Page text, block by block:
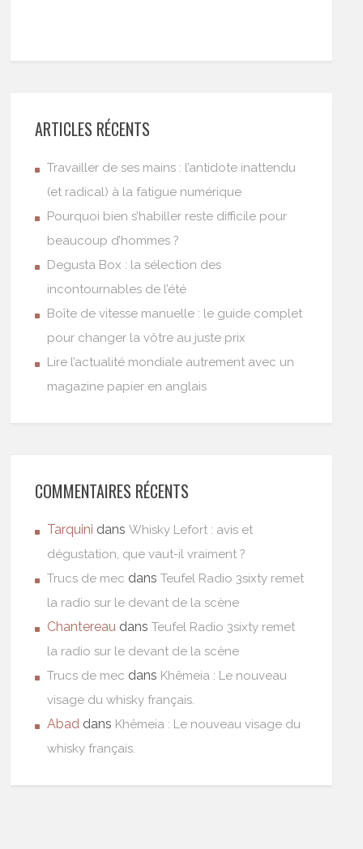
ARTICLES RÉCENTS
Travailler de ses mains : l’antidote inattendu
(et radical) à la fatigue numérique
Pourquoi bien s’habiller reste difficile pour
beaucoup d’hommes ?
Degusta Box : la sélection des
incontournables de l’été
Boîte de vitesse manuelle : le guide complet
pour changer la vôtre au juste prix
Lire l’actualité mondiale autrement avec un
magazine papier en anglais
COMMENTAIRES RÉCENTS
Tarquini dansWhisky Lefort : avis et
dégustation, que vaut-il vraiment ?
Trucs de mec dansTeufel Radio 3sixty remet
la radio sur le devant de la scène
Chantereau dansTeufel Radio 3sixty remet
la radio sur le devant de la scène
Trucs de mec dans Khêmeia : Le nouveau
visage du whisky français.
Abad dans Khêmeia : Le nouveau visage du
whisky français.